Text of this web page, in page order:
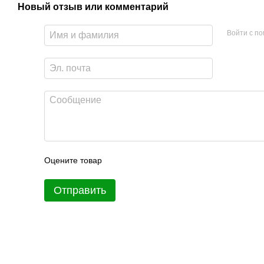
Новый отзыв или комментарий
Войти с
Оцените товар
Отправить